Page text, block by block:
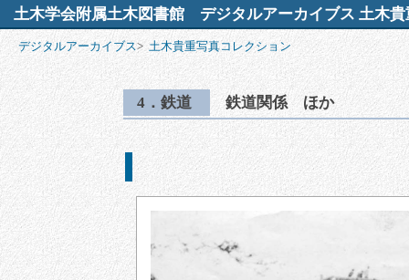
土木学会附属土木図書館 デジタルアーカイブス 土木貴
デジタルアーカイブス> 土木貴重写真コレクション
4．鉄道 鉄道関係 ほか